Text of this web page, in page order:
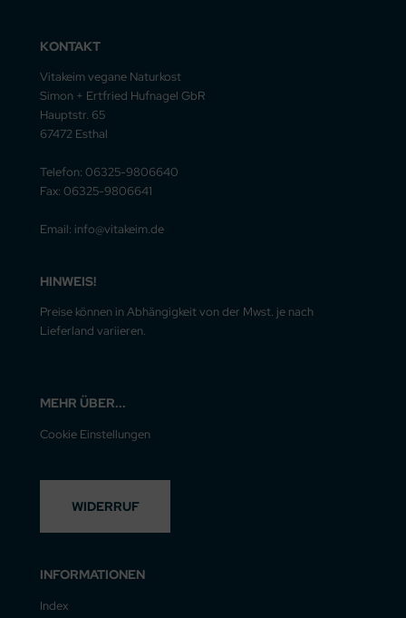
KONTAKT
Vitakeim vegane Naturkost
Simon + Ertfried Hufnagel GbR
Hauptstr. 65
67472 Esthal
Telefon: 06325-9806640
Fax: 06325-9806641
Email: info@vitakeim.de
HINWEIS!
Preise können in Abhängigkeit von der Mwst. je nach
Lieferland variieren.
MEHR ÜBER...
Cookie Einstellungen
WIDERRUF
INFORMATIONEN
Index